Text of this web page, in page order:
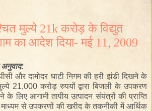
मुल्ये 21k करोड़ के विद्युत
का आदेश दिया- मई 11, 2009
अनुवाद:
और दामोदर घाटी निगम की हरी झंडी दिखने के
21,000 करोड़ रुपयों द्बारा बिजली के उपकरण
के लिए आगामी तापीय उत्पादन संयंत्रों की प्राप्ति
से उपकरणों की खरीद के तकनीकी में आर्थिक